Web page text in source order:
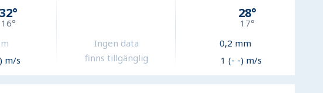
32°
16°
m/s
Ingen data
finns tillgänglig
28°
17°
0,2 mm
1 (- -) m/s